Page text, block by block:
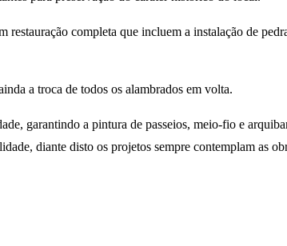
completa que incluem a instalação de
a troca de todos os alambrados em volta.
garantindo a pintura de passeios, meio-fio e
diante disto os projetos sempre contemplam as